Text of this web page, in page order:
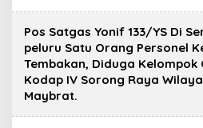
Pos Satgas Yonif 133/YS Di
peluru Satu Orang Personel
Tembakan, Diduga Kelompok
Kodap IV Sorong Raya
Maybrat.